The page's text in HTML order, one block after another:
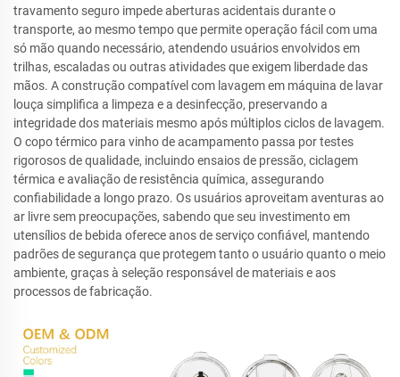
travamento seguro impede aberturas acidentais durante o
transporte, ao mesmo tempo que permite operação fácil com uma
só mão quando necessário, atendendo usuários envolvidos em
trilhas, escaladas ou outras atividades que exigem liberdade das
mãos. A construção compatível com lavagem em máquina de lavar
louça simplifica a limpeza e a desinfecção, preservando a
integridade dos materiais mesmo após múltiplos ciclos de lavagem.
O copo térmico para vinho de acampamento passa por testes
rigorosos de qualidade, incluindo ensaios de pressão, ciclagem
térmica e avaliação de resistência química, assegurando
confiabilidade a longo prazo. Os usuários aproveitam aventuras ao
ar livre sem preocupações, sabendo que seu investimento em
utensílios de bebida oferece anos de serviço confiável, mantendo
padrões de segurança que protegem tanto o usuário quanto o meio
ambiente, graças à seleção responsável de materiais e aos
processos de fabricação.